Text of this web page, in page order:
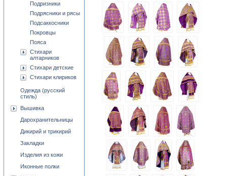
Подризники
Подрясники и рясы
Подсаккосники
Покровцы
Пояса
Стихари
алтарников
Стихари детские
Стихари клириков
Одежда (русский
стиль)
Вышивка
Дарохранительницы
Дикирий и трикирий
Закладки
Изделия из кожи
Иконные полки